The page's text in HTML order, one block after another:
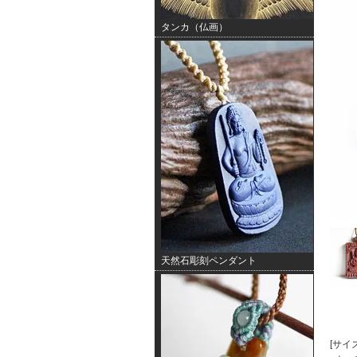
タンカ（仏画）
天然石彫刻ペンダント
[サイ